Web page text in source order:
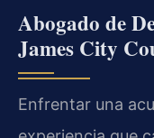
Abogado de
James City
Enfrentar una